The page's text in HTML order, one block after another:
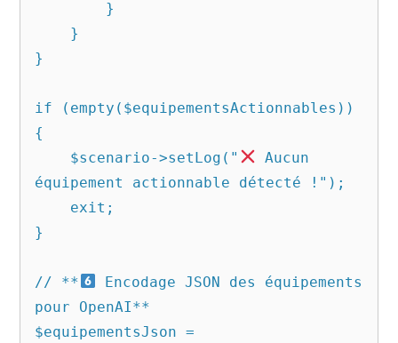
}
if (empty($equipementsActionnables))
{
    $scenario->setLog("
Aucun
équipement actionnable détecté !");
}
// **
Encodage JSON des équipements
pour OpenAI**
$equipementsJson =